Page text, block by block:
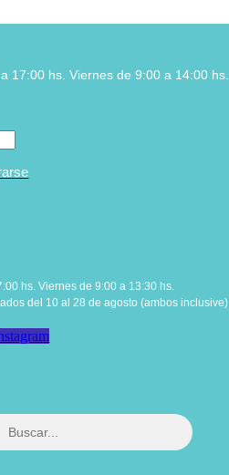
17:00 hs. Viernes de 9:00 a 14:00 hs.
hs. Viernes de 9:00 a 13:30 hs.
del 10 al 28 de agosto (ambos inclusive)